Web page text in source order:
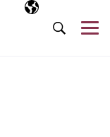
Ausgewählte
DE
Suche